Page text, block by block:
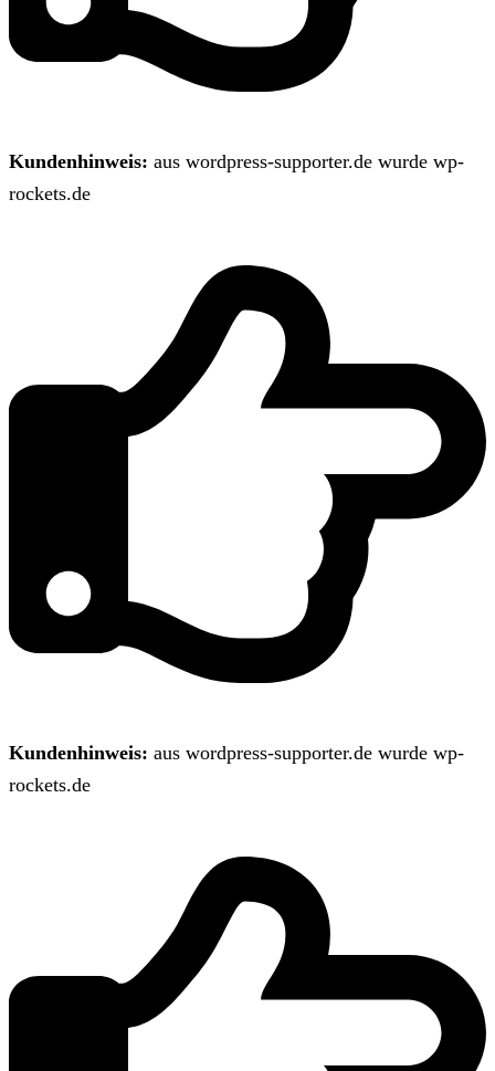
Kundenhinweis: aus wordpress-supporter.de wurde wp-
rockets.de
Kundenhinweis: aus wordpress-supporter.de wurde wp-
rockets.de